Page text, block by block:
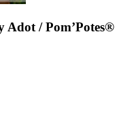
Adot / Pom’Potes®